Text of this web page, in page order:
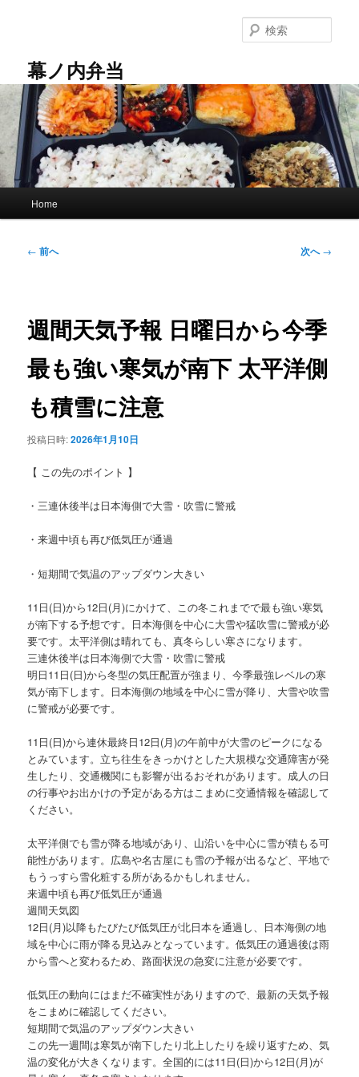
テ
ン
へ
移
動
幕ノ内弁当
索
Home
投
ゲ
ー
ョ
ン
← 前へ 次へ→
週間天気予報 日曜日から今季
最も強い寒気が南下 太平洋側
も積雪に注意
投稿日時:2026年1月10日
【 この先のポイント 】
・三連休後半は日本海側で大雪・吹雪に警戒
・来週中頃も再び低気圧が通過
・短期間で気温のアップダウン大きい
11日(日)から12日(月)にかけて、この冬これまでで最も強い寒気
が南下する予想です。日本海側を中心に大雪や猛吹雪に警戒が必
要です。太平洋側は晴れても、真冬らしい寒さになります。
三連休後半は日本海側で大雪・吹雪に警戒
明日11日(日)から冬型の気圧配置が強まり、今季最強レベルの寒
気が南下します。日本海側の地域を中心に雪が降り、大雪や吹雪
に警戒が必要です。
11日(日)から連休最終日12日(月)の午前中が大雪のピークになる
とみています。立ち往生をきっかけとした大規模な交通障害が発
生したり、交通機関にも影響が出るおそれがあります。成人の日
の行事やお出かけの予定がある方はこまめに交通情報を確認して
ください。
太平洋側でも雪が降る地域があり、山沿いを中心に雪が積もる可
能性があります。広島や名古屋にも雪の予報が出るなど、平地で
もうっすら雪化粧する所があるかもしれません。
来週中頃も再び低気圧が通過
週間天気図
12日(月)以降もたびたび低気圧が北日本を通過し、日本海側の地
域を中心に雨が降る見込みとなっています。低気圧の通過後は雨
から雪へと変わるため、路面状況の急変に注意が必要です。
低気圧の動向にはまだ不確実性がありますので、最新の天気予報
をこまめに確認してください。
短期間で気温のアップダウン大きい
この先一週間は寒気が南下したり北上したりを繰り返すため、気
温の変化が大きくなります。全国的には11日(日)から12日(月)が